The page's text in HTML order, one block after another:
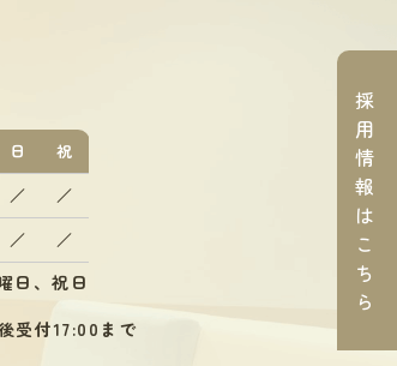
採
用
情
報
は
こ
ち
ら
日
祝
／
／
／ ／
日、祝日
受付17:00まで